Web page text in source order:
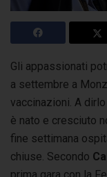
Gli appassionati
a settembre a
vaccinazioni. A
è nato e cresciuto
fine settimana
chiuse. Secondo